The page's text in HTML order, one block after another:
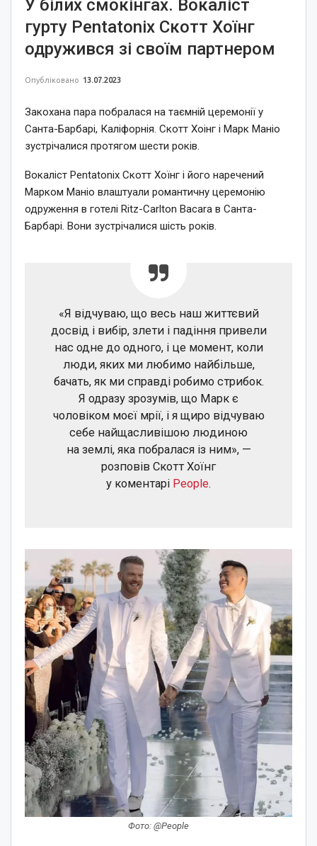
У білих смокінгах. Вокаліст
гурту Pentatonix Скотт Хоїнг
одружився зі своїм партнером
Опубліковано 13.07.2023
Закохана пара побралася на таємній церемонії у
Санта-Барбарі, Каліфорнія. Скотт Хоінг і Марк Маніо
зустрічалися протягом шести років.
Вокаліст Pentatonix Скотт Хоїнг і його наречений
Марком Маніо влаштуали романтичну церемонію
одруження в готелі Ritz-Carlton Bacara в Санта-
Барбарі. Вони зустрічалися шість років.
«Я відчуваю, що весь наш життєвий
досвід і вибір, злети і падіння привели
нас одне до одного, і це момент, коли
люди, яких ми любимо найбільше,
бачать, як ми справді робимо стрибок.
Я одразу зрозумів, що Марк є
чоловіком моєї мрії, і я щиро відчуваю
себе найщасливішою людиною
на землі, яка побралася із ним», —
розповів Скотт Хоїнг
у коментарі People.
Фото: @People